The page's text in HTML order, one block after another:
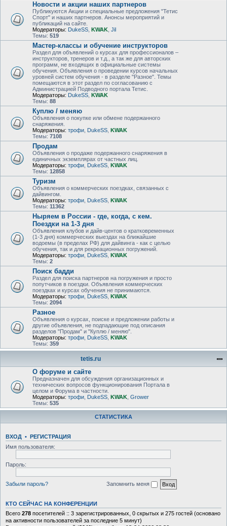
Новости и акции наших партнеров
Публикуются Акции и специальные предложения "Тетис
Спорт" и наших партнеров. Анонсы мероприятий и
публикаций на сайте.
Модераторы: DukeSS KWAK Jil
Темы: 519
Мастер-классы и обучение инструкторов
Раздел для объявлений о курсах для профессионалов –
инструкторов, тренеров и т.д., а так же для авторских
программ, не входящих в официальные системы
обучения. Объявления о проведении курсов начальных
уровней систем обучения - в разделе "Разное". Темы
помещаются в этот раздел по согласованию с
Администрацией Подводного портала Тетис.
Модераторы: DukeSS KWAK
Темы: 88
Куплю / меняю
Объявления о покупке или обмене подержанного
снаряжения.
Модераторы: трофи DukeSS KWAK
Темы: 7108
Продам
Объявления о продаже подержанного снаряжения в
единичных экземплярах от частных лиц.
Модераторы: трофи DukeSS KWAK
Темы: 12858
Туризм
Объявления о коммерческих поездках, связанных с
дайвингом.
Модераторы: трофи DukeSS KWAK
Темы: 11362
Ныряем в России - где, когда, с кем.
Поездки на 1-3 дня
Объявления клубов и дайв-центов о кратковременных
(1-3 дня) коммерческих выездах на ближайшие
водоемы (в пределах РФ) для дайвинга - как с целью
обучения, так и для рекреационных погружений.
Модераторы: трофи DukeSS KWAK
Темы: 2
Поиск бадди
Раздел для поиска партнеров на погружения и просто
попутчиков в поездки. Объявления коммерческих
поездках и курсах обучения не принимаются.
Модераторы: трофи DukeSS KWAK
Темы: 2094
Разное
Объявления о курсах, поиске и предложении работы и
другие объявления, не подпадающие под описания
разделов "Продам" и "Куплю / меняю".
Модераторы: трофи DukeSS KWAK
Темы: 359
tetis.ru
О форуме и сайте
Предназначен для обсуждения организационных и
технических вопросов функционирования Портала в
целом и Форума в частности.
Модераторы: трофи DukeSS KWAK Grower
Темы: 535
СТАТИСТИКА
ВХОД • РЕГИСТРАЦИЯ
Имя пользователя:
Пароль:
Забыли пароль? Запомнить меня
КТО СЕЙЧАС НА КОНФЕРЕНЦИИ
Всего 278 посетителей :: 3 зарегистрированных, 0 скрытых и 275 гостей (основано
на активности пользователей за последние 5 минут)